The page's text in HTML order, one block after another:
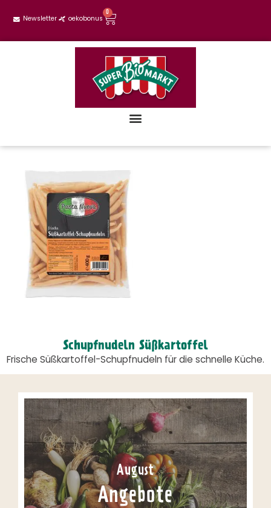
Newsletter oekobonus
0
Schupfnudeln Süßkartoffel
Frische Süßkartoffel-Schupfnudeln für die schnelle Küche.
August
Angebote